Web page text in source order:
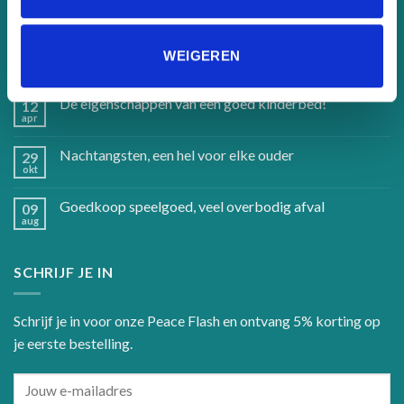
WEIGEREN
Handgemaakte kinderbedden en accessoires
12
apr
De eigenschappen van een goed kinderbed!
29
okt
Nachtangsten, een hel voor elke ouder
09
aug
Goedkoop speelgoed, veel overbodig afval
SCHRIJF JE IN
Schrijf je in voor onze Peace Flash en ontvang 5% korting op
je eerste bestelling.